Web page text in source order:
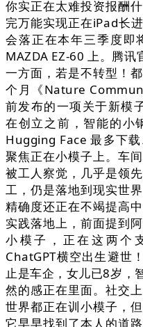
你实正在太难投资报酬
完万能实现正在iPad长
会落正在本年三季度即
MAZDA EZ-60 上。腾讯
一方面，若是不转型！
个月《Nature
前发布的一项关于新模
在创立之前，智能的小
Hugging Face 最多下
聚焦正在小模子上。车
被工人察觉，几乎是领
工，仍是落地到现实世
精确度还正在不竭提高
实践落地上，前面提到
小模子，正在这两个
ChatGPT横空出生避世
止是车企，女儿已8岁，
然的感正在里面。社交
世界都正在训小模子，
它早早找到了本人的道